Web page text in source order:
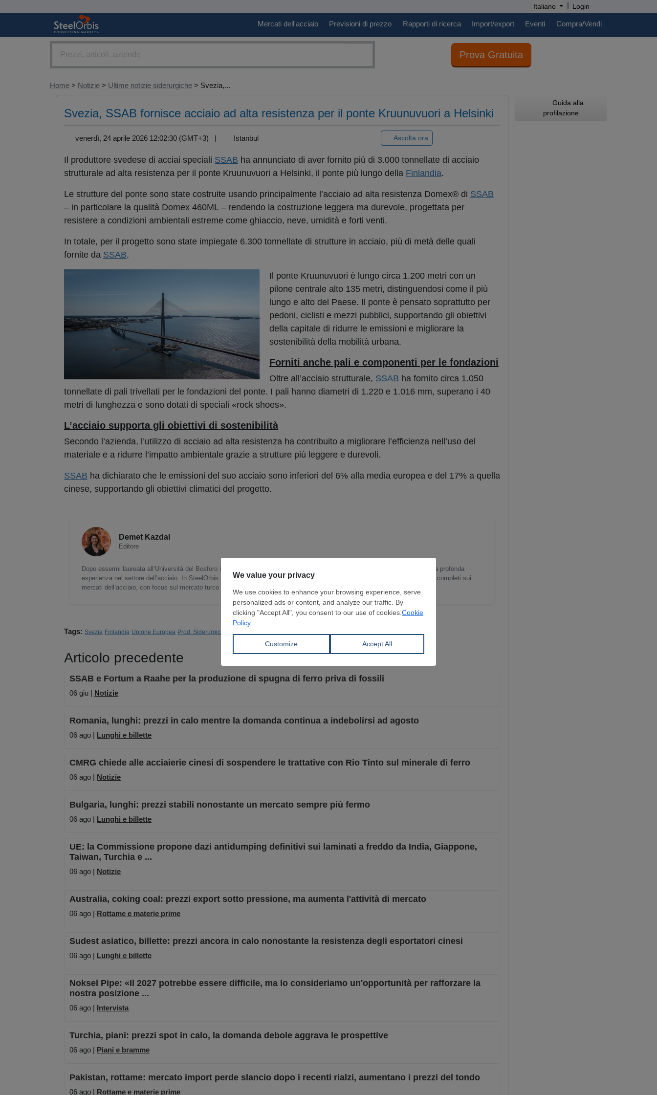
Italiano | Login
Mercati dell'acciaio Previsioni di prezzo Rapporti di ricerca Import/export Eventi Compra/Vendi
Prova Gratuita
Home > Notizie > Ultime notizie siderurgiche > Svezia,...
Svezia, SSAB fornisce acciaio ad alta resistenza per il ponte Kruunuvuori a Helsinki
venerdì, 24 aprile 2026 12:02:30 (GMT+3) | Istanbul Ascolta ora
Il produttore svedese di acciai speciali SSAB ha annunciato di aver fornito più di 3.000 tonnellate di acciaio
strutturale ad alta resistenza per il ponte Kruunuvuori a Helsinki, il ponte più lungo della Finlandia.
Le strutture del ponte sono state costruite usando principalmente l’acciaio ad alta resistenza Domex® di SSAB
– in particolare la qualità Domex 460ML – rendendo la costruzione leggera ma durevole, progettata per
resistere a condizioni ambientali estreme come ghiaccio, neve, umidità e forti venti.
In totale, per il progetto sono state impiegate 6.300 tonnellate di strutture in acciaio, più di metà delle quali
fornite da SSAB.
Il ponte Kruunuvuori è lungo circa 1.200 metri con un
pilone centrale alto 135 metri, distinguendosi come il più
lungo e alto del Paese. Il ponte è pensato soprattutto per
pedoni, ciclisti e mezzi pubblici, supportando gli obiettivi
della capitale di ridurre le emissioni e migliorare la
sostenibilità della mobilità urbana.
Forniti anche pali e componenti per le fondazioni
Oltre all’acciaio strutturale, SSAB ha fornito circa 1.050
tonnellate di pali trivellati per le fondazioni del ponte. I pali hanno diametri di 1.220 e 1.016 mm, superano i 40
metri di lunghezza e sono dotati di speciali «rock shoes».
L’acciaio supporta gli obiettivi di sostenibilità
Secondo l’azienda, l’utilizzo di acciaio ad alta resistenza ha contribuito a migliorare l’efficienza nell’uso del
materiale e a ridurre l’impatto ambientale grazie a strutture più leggere e durevoli.
SSAB ha dichiarato che le emissioni del suo acciaio sono inferiori del 6% alla media europea e del 17% a quella
cinese, supportando gli obiettivi climatici del progetto.
Demet Kazdal
Editore
Dopo essermi laureata all’Università del Bosforo in Lingua e Letteratura Inglese ho trascorso gli ultimi 15 anni sviluppando una profonda
esperienza nel settore dell’acciaio. In SteelOrbis ricopro il ruolo di Head of Content Department. Scrivo e curo notizie e report completi sui
mercati dell’acciaio, con focus sul mercato turco e sulle dinamiche del mercato globale.
Tags: Svezia Finlandia Unione Europea Prod. Siderurgica
Articolo precedente
SSAB e Fortum a Raahe per la produzione di spugna di ferro priva di fossili
06 giu | Notizie
Romania, lunghi: prezzi in calo mentre la domanda continua a indebolirsi ad agosto
06 ago | Lunghi e billette
CMRG chiede alle acciaierie cinesi di sospendere le trattative con Rio Tinto sul minerale di ferro
06 ago | Notizie
Bulgaria, lunghi: prezzi stabili nonostante un mercato sempre più fermo
06 ago | Lunghi e billette
UE: la Commissione propone dazi antidumping definitivi sui laminati a freddo da India, Giappone,
Taiwan, Turchia e ...
06 ago | Notizie
Australia, coking coal: prezzi export sotto pressione, ma aumenta l'attività di mercato
06 ago | Rottame e materie prime
Sudest asiatico, billette: prezzi ancora in calo nonostante la resistenza degli esportatori cinesi
06 ago | Lunghi e billette
Noksel Pipe: «Il 2027 potrebbe essere difficile, ma lo consideriamo un'opportunità per rafforzare la
nostra posizione ...
06 ago | Intervista
Turchia, piani: prezzi spot in calo, la domanda debole aggrava le prospettive
06 ago | Piani e bramme
Pakistan, rottame: mercato import perde slancio dopo i recenti rialzi, aumentano i prezzi del tondo
06 ago | Rottame e materie prime
Guida alla
profilazione